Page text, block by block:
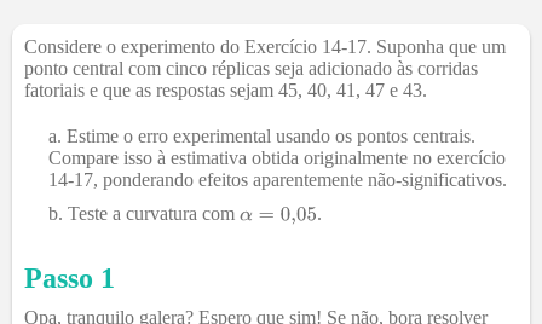
Considere o experimento do Exercício 14-17. Suponha que um
ponto central com cinco réplicas seja adicionado às corridas
fatoriais e que as respostas sejam 45, 40, 41, 47 e 43.
Estime o erro experimental usando os pontos centrais.
Compare isso à estimativa obtida originalmente no exercício
14-17, ponderando efeitos aparentemente não-significativos.
Teste a curvatura com
.
Passo 1
Opa, tranquilo galera? Espero que sim! Se não, bora resolver